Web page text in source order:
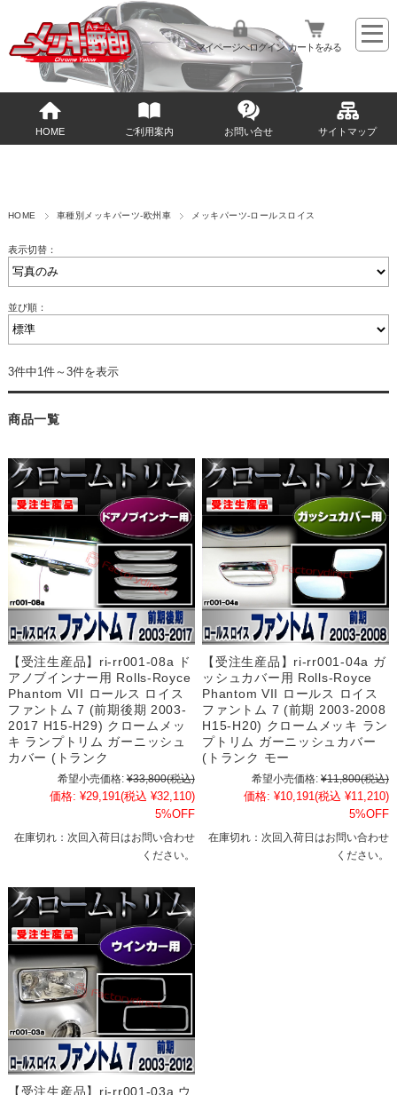
マイページへログイン カートをみる
HOME ご利用案内 お問い合せ サイトマップ
HOME 車種別メッキパーツ-欧州車 メッキパーツ-ロールスロイス
表示切替：
並び順：
3件中1件～3件を表示
商品一覧
【受注生産品】ri-rr001-08a ド
アノブインナー用 Rolls-Royce
Phantom VII ロールス ロイス
ファントム 7 (前期後期 2003-
2017 H15-H29) クロームメッ
キ ランプトリム ガーニッシュ
カバー (トランク
希望小売価格: ¥33,800(税込)
価格: ¥29,191(税込 ¥32,110)
5%OFF
在庫切れ：次回入荷日はお問い合わせ
ください。
【受注生産品】ri-rr001-04a ガ
ッシュカバー用 Rolls-Royce
Phantom VII ロールス ロイス
ファントム 7 (前期 2003-2008
H15-H20) クロームメッキ ラン
プトリム ガーニッシュカバー
(トランク モー
希望小売価格: ¥11,800(税込)
価格: ¥10,191(税込 ¥11,210)
5%OFF
在庫切れ：次回入荷日はお問い合わせ
ください。
【受注生産品】ri-rr001-03a ウ